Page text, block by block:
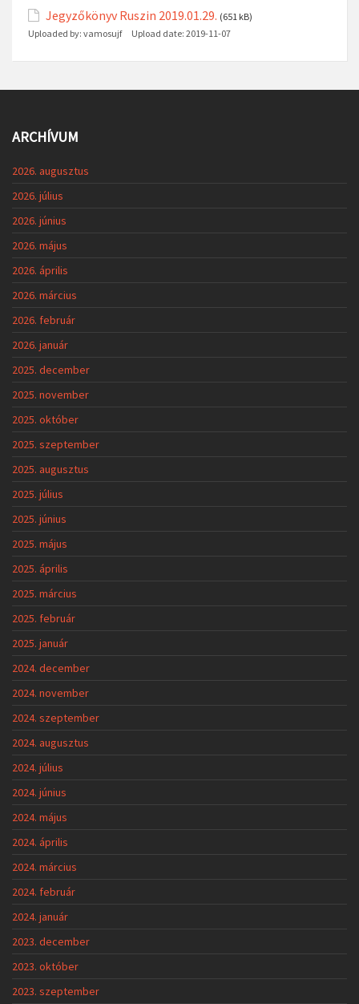
Jegyzőkönyv Ruszin 2019.01.29. (651 kB)
Uploaded by: vamosujf Upload date: 2019-11-07
ARCHÍVUM
2026. augusztus
2026. július
2026. június
2026. május
2026. április
2026. március
2026. február
2026. január
2025. december
2025. november
2025. október
2025. szeptember
2025. augusztus
2025. július
2025. június
2025. május
2025. április
2025. március
2025. február
2025. január
2024. december
2024. november
2024. szeptember
2024. augusztus
2024. július
2024. június
2024. május
2024. április
2024. március
2024. február
2024. január
2023. december
2023. október
2023. szeptember